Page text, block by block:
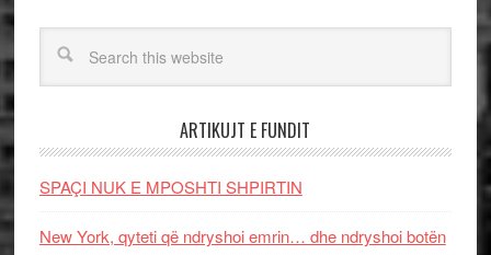
ARTIKUJT E FUNDIT
SPAÇI NUK E MPOSHTI SHPIRTIN
New York, qyteti që ndryshoi emrin… dhe ndryshoi botën